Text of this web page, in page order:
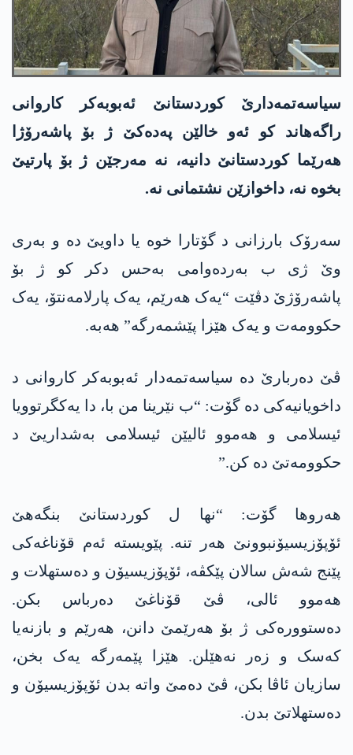
سیاسەتمەدارێ کوردستانێ ئەبوبەکر کاروانی
راگەھاند کو ئەو خالێن پەدەکێ ژ بۆ پاشەرۆژا
ھەرێما کوردستانێ دانیە، نە مەرجێن ژ بۆ پارتیێ
بخوە نە، داخوازێن نشتمانی نە.
سەرۆک بارزانی د گۆتارا خوە یا داویێ دە و بەری
وێ ژی ب بەردەوامی بەحس دکر کو ژ بۆ
پاشەرۆژێ دڤێت “یەک ھەرێم، یەک پارلامەنتۆ، یەک
حکوومەت و یەک ھێزا پێشمەرگە” ھەبە.
ڤێ دەربارێ دە سیاسەتمەدار ئەبوبەکر کاروانی د
داخویانیەکی دە گۆت: “ب نێرینا من با، دا یەکگرتوویا
ئیسلامی و ھەموو ئالیێن ئیسلامی بەشداریێ د
حکوومەتێ دە کن.”
ھەروھا گۆت: “نھا ل کوردستانێ بنگەھێ
ئۆپۆزیسیۆنبوونێ ھەر تنە. پێویستە ئەم قۆناغەکی
پێنج شەش سالان پێکڤە، ئۆپۆزیسیۆن و دەستھلات و
ھەموو ئالی، ڤێ قۆناغێ دەرباس بکن.
دەستوورەکی ژ بۆ ھەرێمێ دانن، ھەرێم و بازنەیا
کەسک و زەر نەھێلن. ھێزا پێمەرگە یەک بخن،
سازیان ئاڤا بکن، ڤێ دەمێ واتە بدن ئۆپۆزیسیۆن و
دەستھلاتێ بدن.